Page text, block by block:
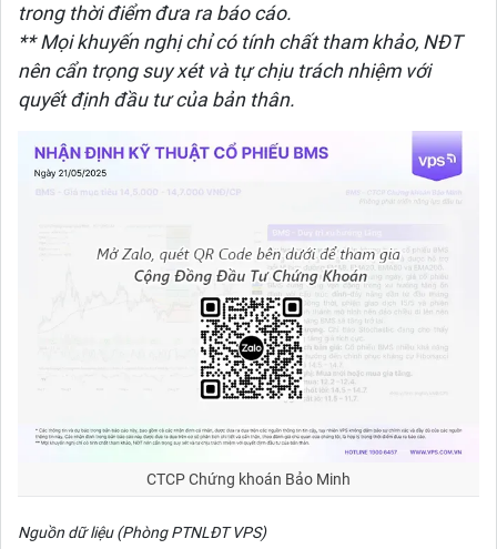
trong thời điểm đưa ra báo cáo.
** Mọi khuyến nghị chỉ có tính chất tham khảo, NĐT
nên cẩn trọng suy xét và tự chịu trách nhiệm với
quyết định đầu tư của bản thân.
CTCP Chứng khoán Bảo Minh
Nguồn dữ liệu (Phòng PTNLĐT VPS)